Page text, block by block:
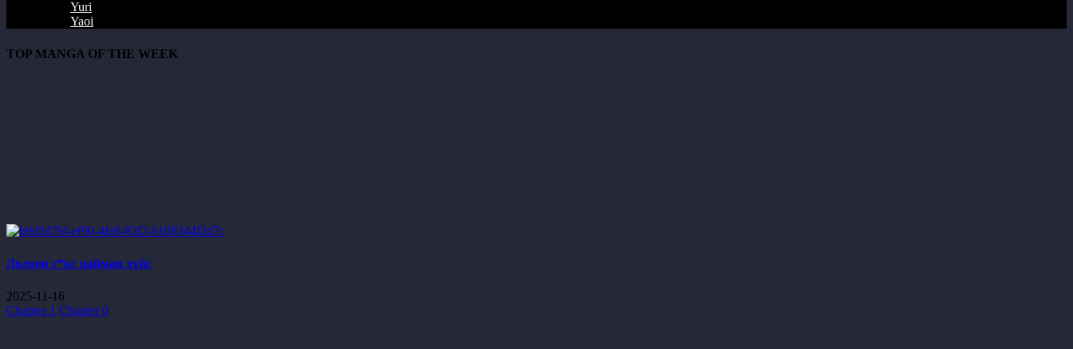
Yuri
Yaoi
TOP MANGA OF THE WEEK
Долоон с*кс найман хүйс
2025-11-16
Chapter 1 Chapter 0